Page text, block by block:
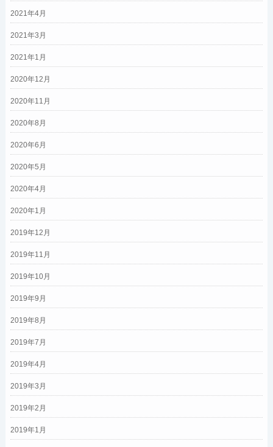
2021年4月
2021年3月
2021年1月
2020年12月
2020年11月
2020年8月
2020年6月
2020年5月
2020年4月
2020年1月
2019年12月
2019年11月
2019年10月
2019年9月
2019年8月
2019年7月
2019年4月
2019年3月
2019年2月
2019年1月